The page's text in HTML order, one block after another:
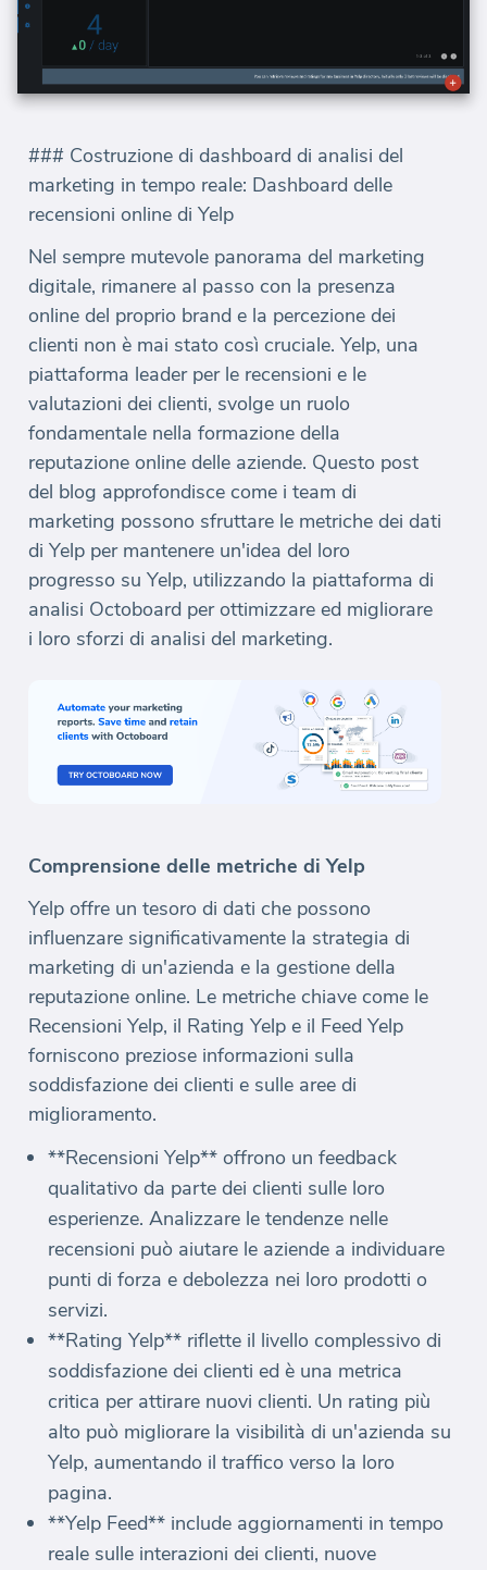
### Costruzione di dashboard di analisi del
marketing in tempo reale: Dashboard delle
recensioni online di Yelp
Nel sempre mutevole panorama del marketing
digitale, rimanere al passo con la presenza
online del proprio brand e la percezione dei
clienti non è mai stato così cruciale. Yelp, una
piattaforma leader per le recensioni e le
valutazioni dei clienti, svolge un ruolo
fondamentale nella formazione della
reputazione online delle aziende. Questo post
del blog approfondisce come i team di
marketing possono sfruttare le metriche dei dati
di Yelp per mantenere un'idea del loro
progresso su Yelp, utilizzando la piattaforma di
analisi Octoboard per ottimizzare ed migliorare
i loro sforzi di analisi del marketing.
Comprensione delle metriche di Yelp
Yelp offre un tesoro di dati che possono
influenzare significativamente la strategia di
marketing di un'azienda e la gestione della
reputazione online. Le metriche chiave come le
Recensioni Yelp, il Rating Yelp e il Feed Yelp
forniscono preziose informazioni sulla
soddisfazione dei clienti e sulle aree di
miglioramento.
**Recensioni Yelp** offrono un feedback
qualitativo da parte dei clienti sulle loro
esperienze. Analizzare le tendenze nelle
recensioni può aiutare le aziende a individuare
punti di forza e debolezza nei loro prodotti o
servizi.
**Rating Yelp** riflette il livello complessivo di
soddisfazione dei clienti ed è una metrica
critica per attirare nuovi clienti. Un rating più
alto può migliorare la visibilità di un'azienda su
Yelp, aumentando il traffico verso la loro
pagina.
**Yelp Feed** include aggiornamenti in tempo
reale sulle interazioni dei clienti, nuove